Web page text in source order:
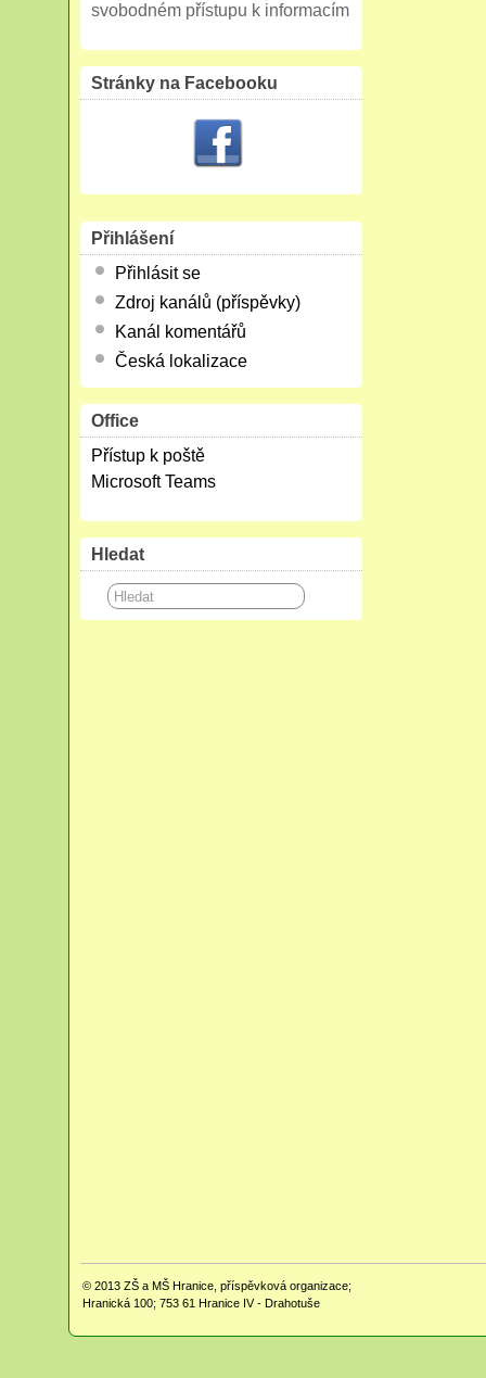
svobodném přístupu k informacím
Stránky na Facebooku
Přihlášení
Přihlásit se
Zdroj kanálů (příspěvky)
Kanál komentářů
Česká lokalizace
Office
Přístup k poště
Microsoft Teams
Hledat
© 2013 ZŠ a MŠ Hranice, příspěvková organizace;
Hranická 100; 753 61 Hranice IV - Drahotuše